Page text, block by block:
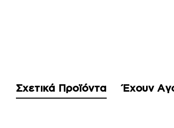
Σχετικά Προϊόντα Έχουν